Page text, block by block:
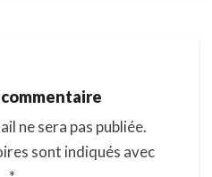
ne sera pas publiée.
sont indiqués avec